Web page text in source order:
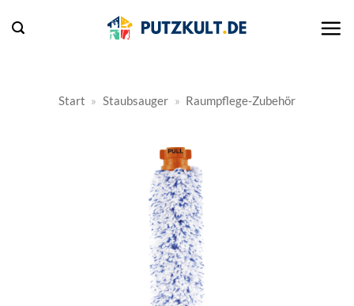
Inhalt
Start » Staubsauger » Raumpflege-Zubehör